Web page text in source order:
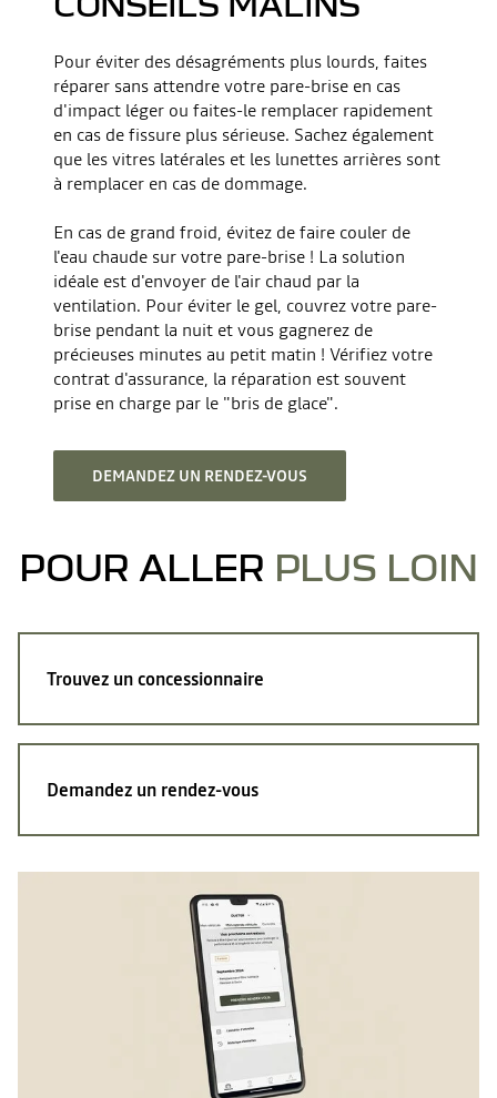
Pour éviter des désagréments plus lourds, faites
réparer sans attendre votre pare-brise en cas
d'impact léger ou faites-le remplacer rapidement
en cas de fissure plus sérieuse. Sachez également
que les vitres latérales et les lunettes arrières sont
à remplacer en cas de dommage.
En cas de grand froid, évitez de faire couler de
l'eau chaude sur votre pare-brise ! La solution
idéale est d'envoyer de l'air chaud par la
ventilation. Pour éviter le gel, couvrez votre pare-
brise pendant la nuit et vous gagnerez de
précieuses minutes au petit matin ! Vérifiez votre
contrat d'assurance, la réparation est souvent
prise en charge par le "bris de glace".
DEMANDEZ UN RENDEZ-VOUS
POUR ALLER PLUS LOIN
Trouvez un concessionnaire
Demandez un rendez-vous